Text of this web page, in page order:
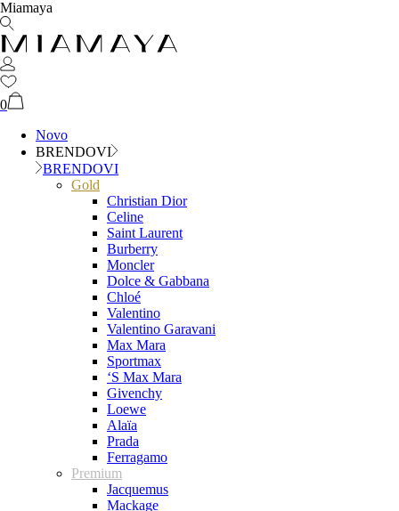
Miamaya
0
Novo
BRENDOVI
BRENDOVI
Gold
Christian Dior
Celine
Saint Laurent
Burberry
Moncler
Dolce & Gabbana
Chloé
Valentino
Valentino Garavani
Max Mara
Sportmax
‘S Max Mara
Givenchy
Loewe
Alaïa
Prada
Ferragamo
Premium
Jacquemus
Mackage